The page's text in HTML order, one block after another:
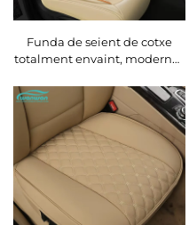
Funda de seient de cotxe
totalment envaint, moderna i
material de seda antiesclat i
superfície frontal de cuir